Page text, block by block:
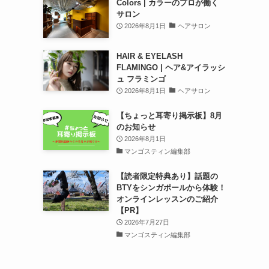
Colors | カラーのプロが働く
サロン
2026年8月1日 ヘアサロン
HAIR & EYELASH
FLAMINGO | ヘア&アイラッシ
ュ フラミンゴ
2026年8月1日 ヘアサロン
【ちょっと耳寄り掲示板】8月
のお知らせ
2026年8月1日
マンゴスティン編集部
【読者限定特典あり】話題の
BTYをシンガポールから体験！
オンラインレッスンのご紹介
【PR】
2026年7月27日
マンゴスティン編集部